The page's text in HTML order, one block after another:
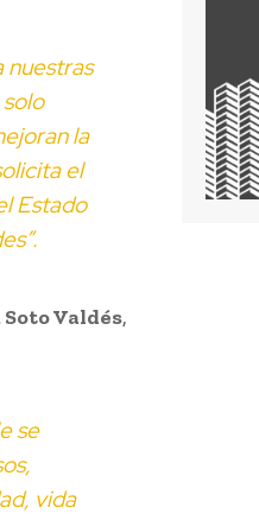
nuestras
la
el
Estado
Valdés,
se
vida